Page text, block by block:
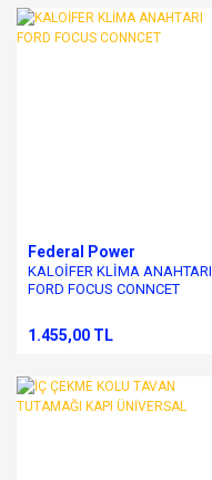
Federal Power
KALOİFER KLİMA ANAHTARI
FORD FOCUS CONNCET
1.455,00 TL